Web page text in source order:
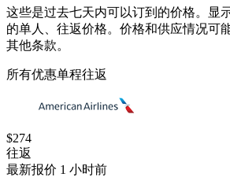
这些是过去七天内可以订到的价格。显
的单人、往返价格。价格和供应情况可
其他条款。
所有优惠单程往返
$274
往返
最新报价 1 小时前